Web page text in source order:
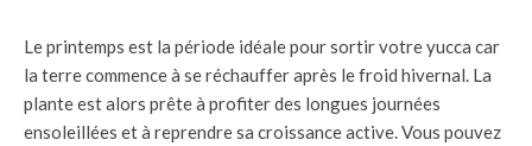
Le printemps est la période idéale pour sortir votre yucca car
la terre commence à se réchauffer après le froid hivernal. La
plante est alors prête à profiter des longues journées
ensoleillées et à reprendre sa croissance active. Vous pouvez